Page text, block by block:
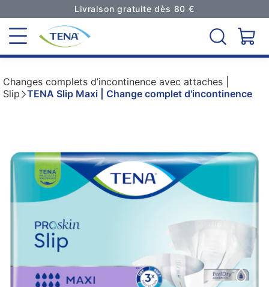
Livraison gratuite dès 80 €
Changes complets d’incontinence avec attaches |
Slip
TENA Slip Maxi | Change complet d'incontinence